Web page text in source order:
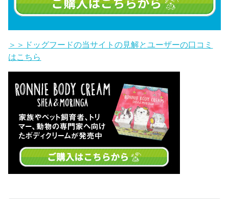
＞＞ドッグフードの当サイトの見解とユーザーの口コミ
はこちら